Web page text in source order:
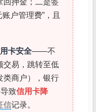
回押金；二是签
户管理费”，且
卡安全——不
交易，跳转至低
类商户），银行
致信用卡降
信记录。